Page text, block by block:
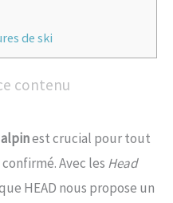
de ski
contenu
est crucial pour tout
Avec les Head
HEAD nous propose un